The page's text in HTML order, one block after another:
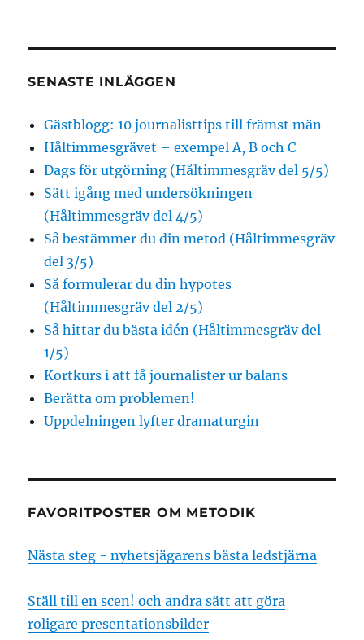
SENASTE INLÄGGEN
Gästblogg: 10 journalisttips till främst män
Håltimmesgrävet – exempel A, B och C
Dags för utgörning (Håltimmesgräv del 5/5)
Sätt igång med undersökningen
(Håltimmesgräv del 4/5)
Så bestämmer du din metod (Håltimmesgräv
del 3/5)
Så formulerar du din hypotes
(Håltimmesgräv del 2/5)
Så hittar du bästa idén (Håltimmesgräv del
1/5)
Kortkurs i att få journalister ur balans
Berätta om problemen!
Uppdelningen lyfter dramaturgin
FAVORITPOSTER OM METODIK
Nästa steg - nyhetsjägarens bästa ledstjärna
Ställ till en scen! och andra sätt att göra
roligare presentationsbilder